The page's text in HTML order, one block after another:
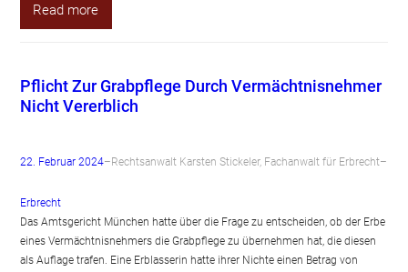
Read more
Pflicht Zur Grabpflege Durch Vermächtnisnehmer
Nicht Vererblich
22. Februar 2024– Rechtsanwalt Karsten Stickeler, Fachanwalt für Erbrecht–
Erbrecht
Das Amtsgericht München hatte über die Frage zu entscheiden, ob der Erbe
eines Vermächtnisnehmers die Grabpflege zu übernehmen hat, die diesen
als Auflage trafen. Eine Erblasserin hatte ihrer Nichte einen Betrag von